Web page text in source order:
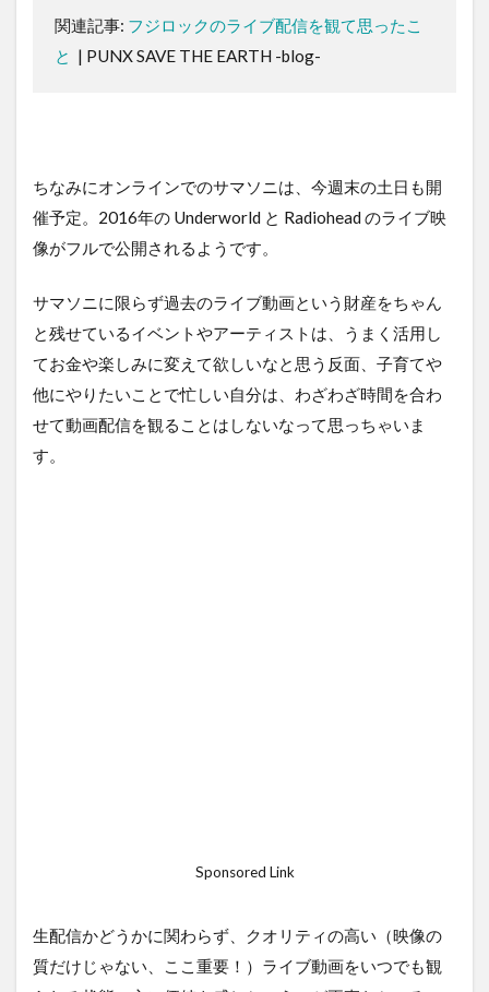
関連記事: フジロックのライブ配信を観て思ったこ
と | PUNX SAVE THE EARTH -blog-
ちなみにオンラインでのサマソニは、今週末の土日も開
催予定。2016年の Underworld と Radiohead のライブ映
像がフルで公開されるようです。
サマソニに限らず過去のライブ動画という財産をちゃん
と残せているイベントやアーティストは、うまく活用し
てお金や楽しみに変えて欲しいなと思う反面、子育てや
他にやりたいことで忙しい自分は、わざわざ時間を合わ
せて動画配信を観ることはしないなって思っちゃいま
す。
Sponsored Link
生配信かどうかに関わらず、クオリティの高い（映像の
質だけじゃない、ここ重要！）ライブ動画をいつでも観